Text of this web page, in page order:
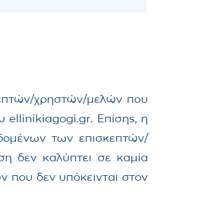
χρηστών/μελών που
ellinikiagogi.gr. Επίσης, η
των επισκεπτών/
δεν καλύπτει σε καμία
δεν υπόκεινται στον